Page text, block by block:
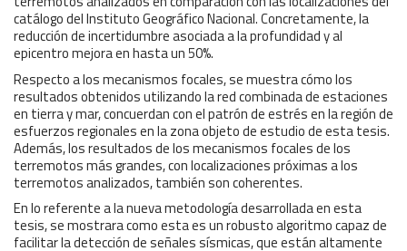
catálogo del Instituto Geográfico Nacional. Concretamente, la
reducción de incertidumbre asociada a la profundidad y al
epicentro mejora en hasta un 50%.
Respecto a los mecanismos focales, se muestra cómo los
resultados obtenidos utilizando la red combinada de estaciones
en tierra y mar, concuerdan con el patrón de estrés en la región de
esfuerzos regionales en la zona objeto de estudio de esta tesis.
Además, los resultados de los mecanismos focales de los
terremotos más grandes, con localizaciones próximas a los
terremotos analizados, también son coherentes.
En lo referente a la nueva metodología desarrollada en esta
tesis, se mostrara como esta es un robusto algoritmo capaz de
facilitar la detección de señales sísmicas, que están altamente